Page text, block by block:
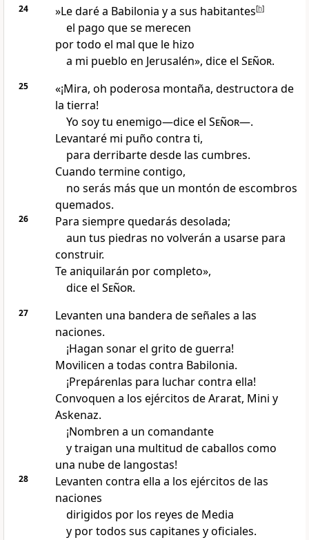
24 »Le daré a Babilonia y a sus habitantes[h]
el pago que se merecen
por todo el mal que le hizo
a mi pueblo en Jerusalén», dice el Señor.
25
«¡Mira, oh poderosa montaña, destructora de
la tierra!
Yo soy tu enemigo—dice el Señor—.
Levantaré mi puño contra ti,
para derribarte desde las cumbres.
Cuando termine contigo,
no serás más que un montón de escombros
quemados.
26
Para siempre quedarás desolada;
aun tus piedras no volverán a usarse para
construir.
Te aniquilarán por completo»,
dice el Señor.
27
Levanten una bandera de señales a las
naciones.
¡Hagan sonar el grito de guerra!
Movilicen a todas contra Babilonia.
¡Prepárenlas para luchar contra ella!
Convoquen a los ejércitos de Ararat, Mini y
Askenaz.
¡Nombren a un comandante
y traigan una multitud de caballos como
una nube de langostas!
28
Levanten contra ella a los ejércitos de las
naciones
dirigidos por los reyes de Media
y por todos sus capitanes y oficiales.